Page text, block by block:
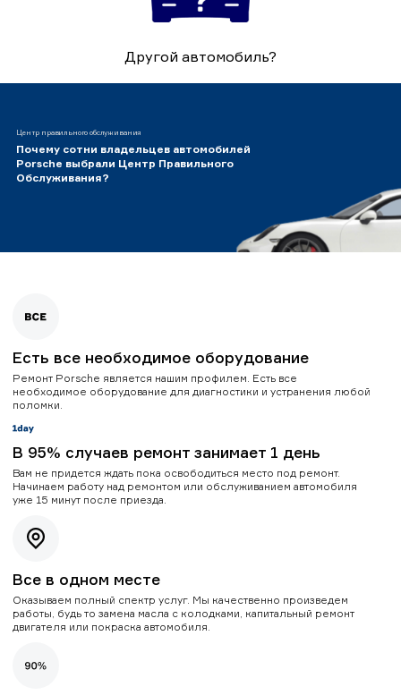
Другой автомобиль?
Центр правильного обслуживания
Почему сотни владельцев автомобилей
Porsche выбрали Центр Правильного
Обслуживания?
Есть все необходимое оборудование
Ремонт Porsche является нашим профилем. Есть все
необходимое оборудование для диагностики и устранения любой
поломки.
В 95% случаев ремонт занимает 1 день
Вам не придется ждать пока освободиться место под ремонт.
Начинаем работу над ремонтом или обслуживанием автомобиля
уже 15 минут после приезда.
Все в одном месте
Оказываем полный спектр услуг. Мы качественно произведем
работы, будь то замена масла с колодками, капитальный ремонт
двигателя или покраска автомобиля.